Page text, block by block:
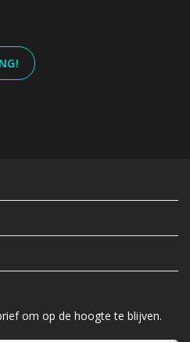
om op de hoogte te blijven.